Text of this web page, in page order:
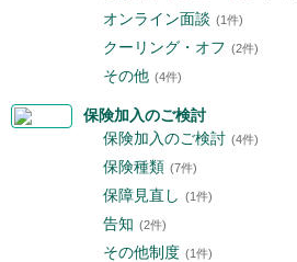
オンライン面談 (1件)
クーリング・オフ (2件)
その他 (4件)
保険加入のご検討
保険加入のご検討 (4件)
保険種類 (7件)
保障見直し (1件)
告知 (2件)
その他制度 (1件)